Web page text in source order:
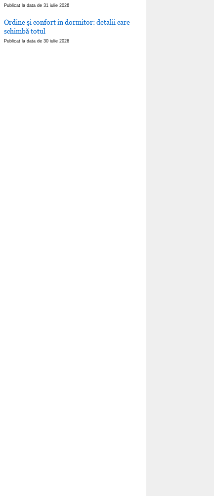
Publicat la data de 31 iulie 2026
Ordine şi confort in dormitor: detalii care
schimbă totul
Publicat la data de 30 iulie 2026